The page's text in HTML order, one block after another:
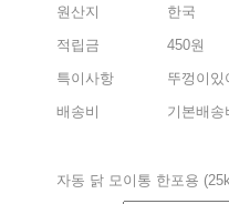
원산지
한국
적립금
450원
특이사항
뚜껑이
배송비
기본배송